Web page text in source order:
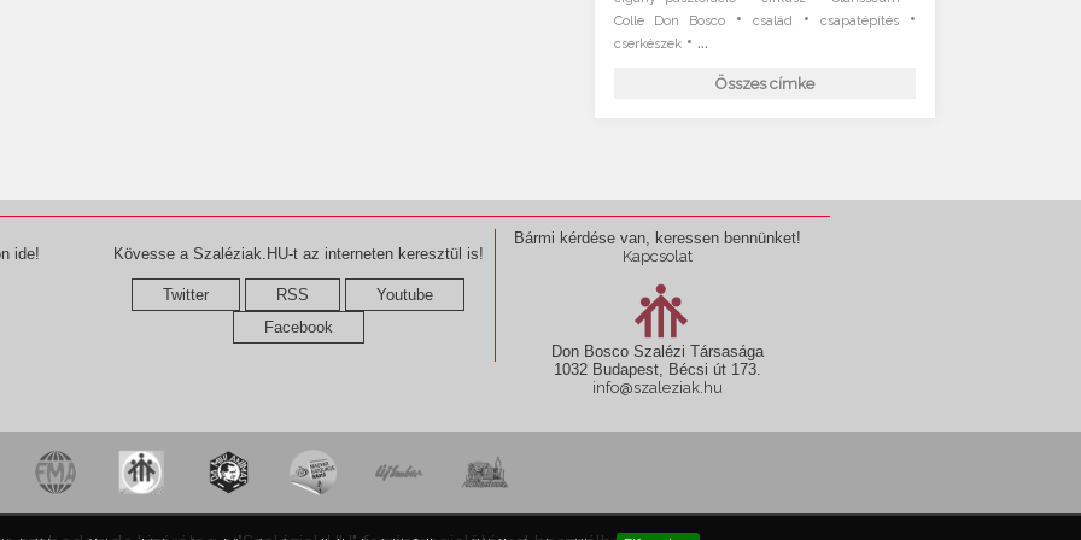
Colle Don Bosco• család •csapatépítés •
cserkészek• ...
Összes címke
ide! Kövesse a Szaléziak.HU-t az interneten keresztül is!
Twitter RSS
Youtube
Facebook
Bármi kérdése van, keressen bennünket!
Kapcsolat
Don Bosco Szalézi Társasága
1032 Budapest, Bécsi út 173.
info@szaleziak.hu